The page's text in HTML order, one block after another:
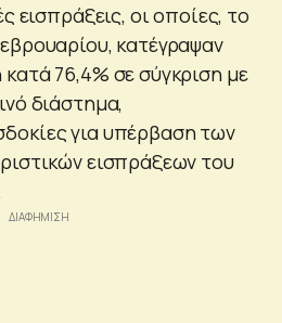
εισπράξεις, οι οποίες, το
κατέγραψαν
76,4% σε σύγκριση με
διάστημα,
για υπέρβαση των
εισπράξεων του